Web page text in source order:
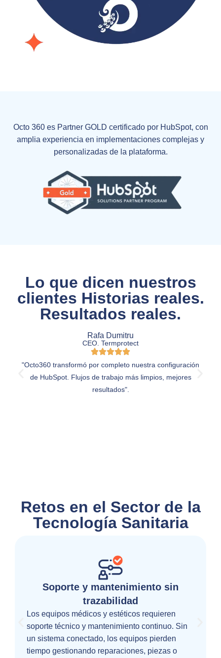
Octo 360 es Partner GOLD certificado por HubSpot, con
amplia experiencia en implementaciones complejas y
personalizadas de la plataforma.
Lo que dicen nuestros
clientes Historias reales.
Resultados reales.
Rafa Dumitru
CEO. Termprotect
"Octo360 transformó por completo nuestra configuración
de HubSpot. Flujos de trabajo más limpios, mejores
resultados".
Retos en el Sector de la
Tecnología Sanitaria
Soporte y mantenimiento sin
trazabilidad
Los equipos médicos y estéticos requieren
soporte técnico y mantenimiento continuo. Sin
un sistema conectado, los equipos pierden
tiempo gestionando reparaciones, piezas o